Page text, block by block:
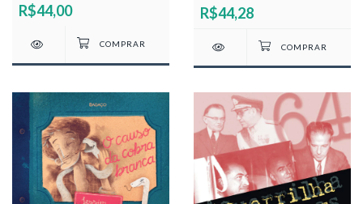
Marciano de França Lima
R$44,00 R$44,28